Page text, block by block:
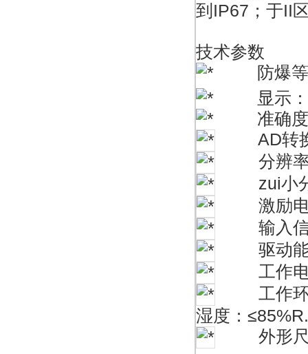
到IP67；于II
技术参数
防爆等级
显示：
准确度
AD转换
分辨率：
zui小分
激励电
输入信
驱动能力
工作电源
工作环
湿度：
外形尺寸